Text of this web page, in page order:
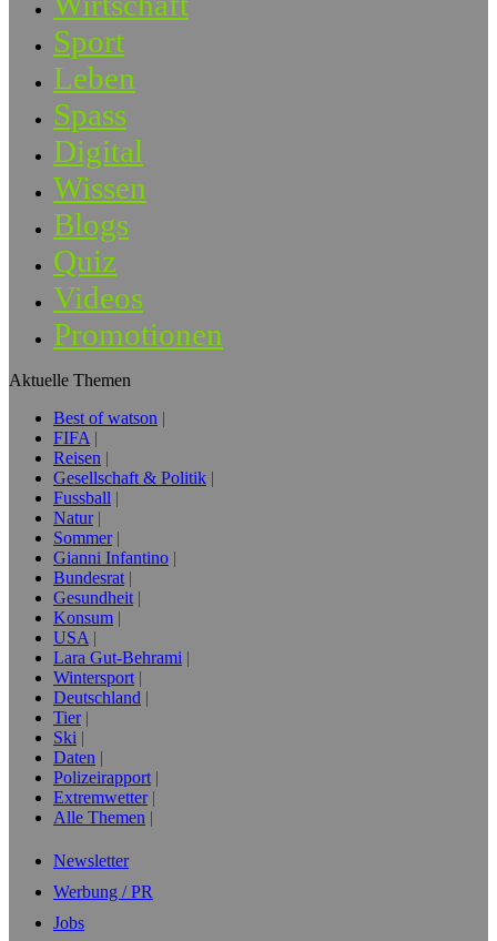
Sport
Leben
Spass
Digital
Wissen
Blogs
Quiz
Videos
Promotionen
Aktuelle Themen
Best of watson
FIFA
Reisen
Gesellschaft & Politik
Fussball
Natur
Sommer
Gianni Infantino
Bundesrat
Gesundheit
Konsum
USA
Lara Gut-Behrami
Wintersport
Deutschland
Tier
Ski
Daten
Polizeirapport
Extremwetter
Alle Themen
Newsletter
Werbung / PR
Jobs